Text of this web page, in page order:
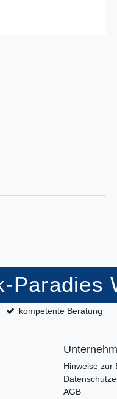
Paradies
kompetente Beratung
Hinweise zur
AGB